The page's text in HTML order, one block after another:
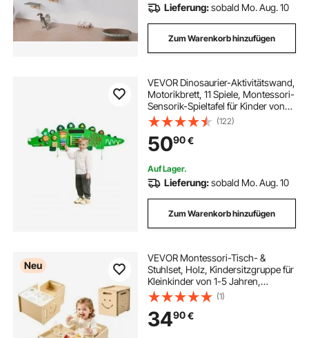
Lieferung:sobald Mo. Aug. 10
Zum Warenkorb hinzufügen
VEVOR Dinosaurier-Aktivitätswand,
Motorikbrett, 11 Spiele, Montessori-
Sensorik-Spieltafel für Kinder von
3–12 Jahren, Lernaktivitätszentrum,
ideal für Kinder-Spielzimmer,
Kindergarten, Klassenzimmer
(122)
5090€
Auf Lager.
Lieferung:sobald Mo. Aug. 10
Zum Warenkorb hinzufügen
Neu
VEVOR Montessori-Tisch- &
Stuhlset, Holz, Kindersitzgruppe für
Kleinkinder von 1-5 Jahren,
Tritthocker mit Whiteboard & 3-
Fach Höhenverstellbar, zum Essen,
Zeichnen, Lesen & Spielen
(1)
3490€